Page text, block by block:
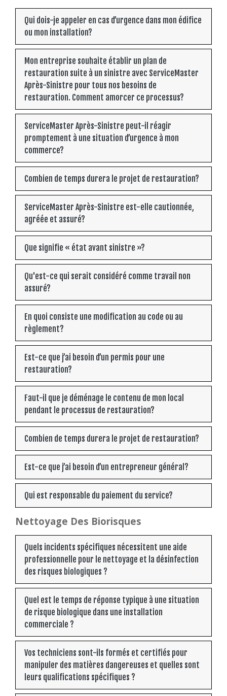
Qui dois-je appeler en cas d’urgence dans mon édifice
ou mon installation?
Mon entreprise souhaite établir un plan de
restauration suite à un sinistre avec ServiceMaster
Après-Sinistre pour tous nos besoins de
restauration. Comment amorcer ce processus?
ServiceMaster Après-Sinistre peut-il réagir
promptement à une situation d’urgence à mon
commerce?
Combien de temps durera le projet de restauration?
ServiceMaster Après-Sinistre est-elle cautionnée,
agréée et assuré?
Que signifie « état avant sinistre »?
Qu'est-ce qui serait considéré comme travail non
assuré?
En quoi consiste une modification au code ou au
règlement?
Est-ce que j’ai besoin d’un permis pour une
restauration?
Faut-il que je déménage le contenu de mon local
pendant le processus de restauration?
Combien de temps durera le projet de restauration?
Est-ce que j’ai besoin d’un entrepreneur général?
Qui est responsable du paiement du service?
Nettoyage Des Biorisques
Quels incidents spécifiques nécessitent une aide
professionnelle pour le nettoyage et la désinfection
des risques biologiques ?
Quel est le temps de réponse typique à une situation
de risque biologique dans une installation
commerciale ?
Vos techniciens sont-ils formés et certifiés pour
manipuler des matières dangereuses et quelles sont
leurs qualifications spécifiques ?